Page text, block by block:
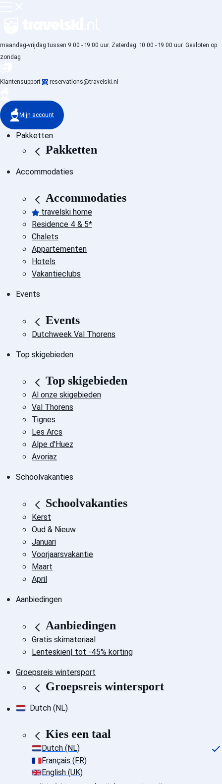
maandag-vrijdag tussen 9.00 - 19.00 uur. Zaterdag: 10.00 - 19.00 uur. Gesloten op
zondag
Klantensupport reservations@travelski.nl
Mijn account
Pakketten
Pakketten
Accommodaties
Accommodaties
travelski home
Residence 4 & 5*
Chalets
Appartementen
Hotels
Vakantieclubs
Events
Events
Dutchweek Val Thorens
Top skigebieden
Top skigebieden
Al onze skigebieden
Val Thorens
Tignes
Les Arcs
Alpe d'Huez
Avoriaz
Schoolvakanties
Schoolvakanties
Kerst
Oud & Nieuw
Januari
Voorjaarsvakantie
Maart
April
Aanbiedingen
Aanbiedingen
Gratis skimateriaal
Lenteskiën| tot -45% korting
Groepsreis wintersport
Groepsreis wintersport
Dutch (NL)
Kies een taal
Dutch (NL)
Français (FR)
English (UK)